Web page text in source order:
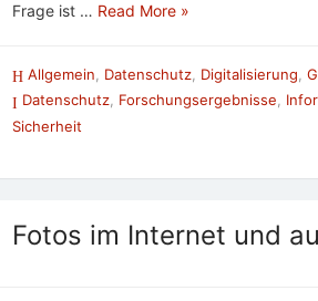
Frage ist … Read More »
Allgemein Datenschutz Digitalisierung
Datenschutz, Forschungsergebnisse,
Sicherheit
Fotos im Internet und